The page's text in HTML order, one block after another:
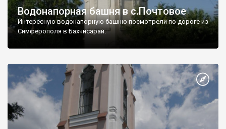
Водонапорная башня в с.Почтовое
Интересную водонапорную башню посмотрели по дороге из
Симферополя в Бахчисарай.